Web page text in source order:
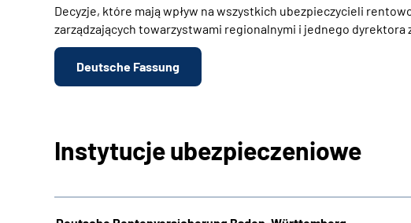
Decyzje, które mają wpływ na wszystkich ubezpieczycieli
zarządzających towarzystwami regionalnymi i jednego
Deutsche Fassung
Instytucje ubezpieczeniowe